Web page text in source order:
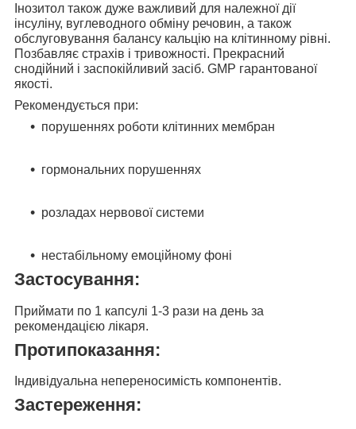
Інозитол також дуже важливий для належної дії
інсуліну, вуглеводного обміну речовин, а також
обслуговування балансу кальцію на клітинному рівні.
Позбавляє страхів і тривожності. Прекрасний
снодійний і заспокійливий засіб. GMP гарантованої
якості.
Рекомендується при:
порушеннях роботи клітинних мембран
гормональних порушеннях
розладах нервової системи
нестабільному емоційному фоні
Застосування:
Приймати по 1 капсулі 1-3 рази на день за
рекомендацією лікаря.
Протипоказання:
Індивідуальна непереносимість компонентів.
Застереження: